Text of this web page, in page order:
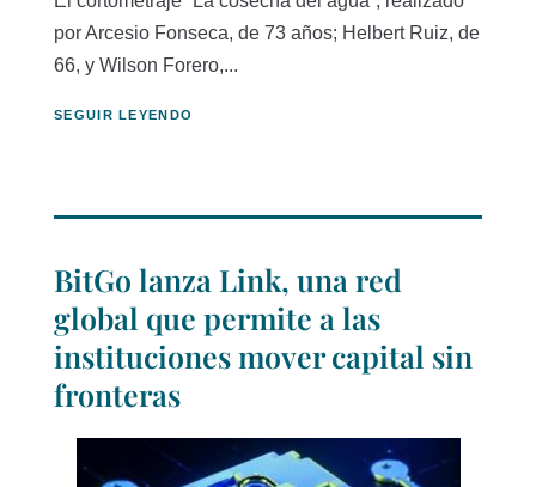
por Arcesio Fonseca, de 73 años; Helbert Ruiz, de
66, y Wilson Forero,...
SEGUIR LEYENDO
BitGo lanza Link, una red
global que permite a las
instituciones mover capital sin
fronteras